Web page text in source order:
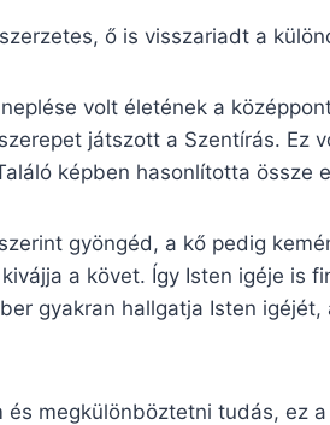
ő is visszariadt a
volt életének a
játszott a Szentírás. Ez
képben hasonlította össze
gyöngéd, a kő pedig
a követ. Így Isten igéje is
gyakran hallgatja Isten
és megkülönböztetni tudás, ez